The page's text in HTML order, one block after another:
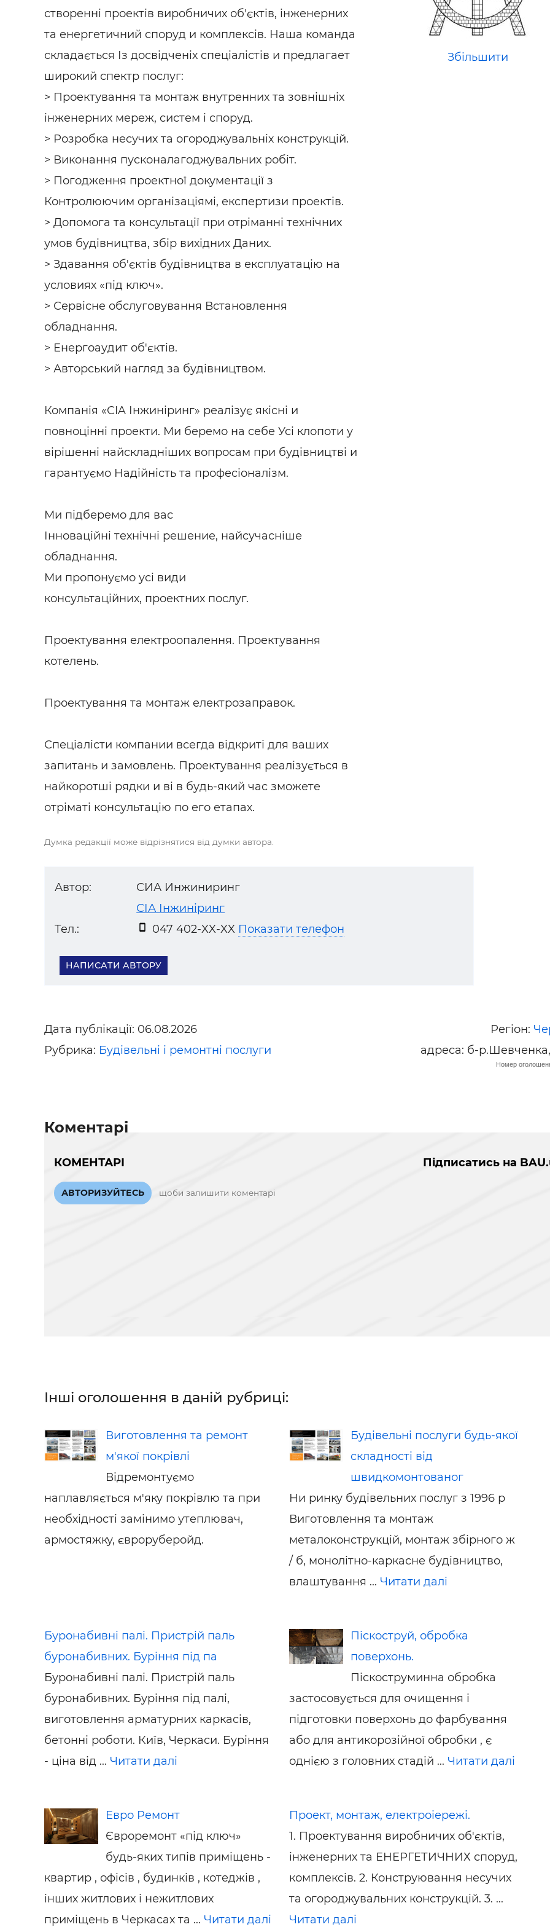
Будівельні і ремонтні послуги
Робота в
Резюме
створенні проектів виробничих об'єктів, інженерних
та енергетичний споруд и комплексів. Наша команда
складається Із досвідченіх спеціалістів и предлагает
широкий спектр послуг:
> Проектування та монтаж внутренних та зовнішніх
інженерних мереж, систем і споруд.
> Розробка несучих та огороджувальніх конструкцій.
> Виконання пусконалагоджувальних робіт.
> Погодження проектної документації з
Контролюючим організаціямі, експертизи проектів.
> Допомога та консультації при отріманні технічних
умов будівництва, збір вихідних Даних.
> Здавання об'єктів будівництва в експлуатацію на
условиях «під ключ».
> Сервісне обслуговування Встановлення
обладнання.
> Енергоаудит об'єктів.
> Авторський нагляд за будівництвом.
Компанія «СIA Інжиніринг» реалізує якісні и
повноцінні проекти. Ми беремо на себе Усі клопоти у
вірішенні найскладніших вопросам при будівництві и
гарантуємо Надійність та професіоналізм.
Ми підберемо для вас
Інноваційні технічні решение, найсучасніше
обладнання.
Ми пропонуємо усі види
консультаційних, проектних послуг.
Проектування електроопалення. Проектування
котелень.
Проектування та монтаж електрозаправок.
Спеціалісти компании всегда відкриті для ваших
запитань и замовлень. Проектування реалізується в
найкоротші рядки и ві в будь-який час зможете
отріматі консультацію по его етапах.
Думка редакції може відрізнятися від думки автора.
Збільшити
Автор:
СИА Инжиниринг
СІА Інжиніринг
Тел.:
047 402-XX-XX Показати телефон
НАПИСАТИ АВТОРУ
Дата публікації: 06.08.2026
Рубрика: Будівельні і ремонтні послуги
Регіон:
адреса: б-
Номер
Коментарі
КОМЕНТАРІ
АВТОРИЗУЙТЕСЬ щоби залишити коментарі
Підписатись на
Інші оголошення в даній рубриці:
Виготовлення та ремонт
м'якої покрівлі
Відремонтуємо
наплавляється м'яку покрівлю та при
необхідності замінимо утеплювач,
армостяжку, євроруберойд.
Будівельні послуги будь-якої
складності від
швидкомонтованог
Ни ринку будівельних послуг з 1996 р
Виготовлення та монтаж
металоконструкцій, монтаж збірного ж
/ б, монолітно-каркасне будівництво,
влаштування ... Читати далі
Буронабивні палі. Пристрій паль
буронабивних. Буріння під па
Буронабивні палі. Пристрій паль
буронабивних. Буріння під палі,
виготовлення арматурних каркасів,
бетонні роботи. Київ, Черкаси. Буріння
- ціна від ... Читати далі
Піскоструй, обробка
поверхонь.
Піскоструминна обробка
застосовується для очищення і
підготовки поверхонь до фарбування
або для антикорозійної обробки , є
однією з головних стадій ... Читати далі
Евро Ремонт
Євроремонт «під ключ»
будь-яких типів приміщень -
квартир , офісів , будинків , котеджів ,
інших житлових і нежитлових
приміщень в Черкасах та ... Читати далі
Проект, монтаж, електроіережі.
1. Проектування виробничих об'єктів,
інженерних та ЕНЕРГЕТИЧНИХ споруд,
комплексів. 2. Конструювання несучих
та огороджувальних конструкцій. 3. ...
Читати далі